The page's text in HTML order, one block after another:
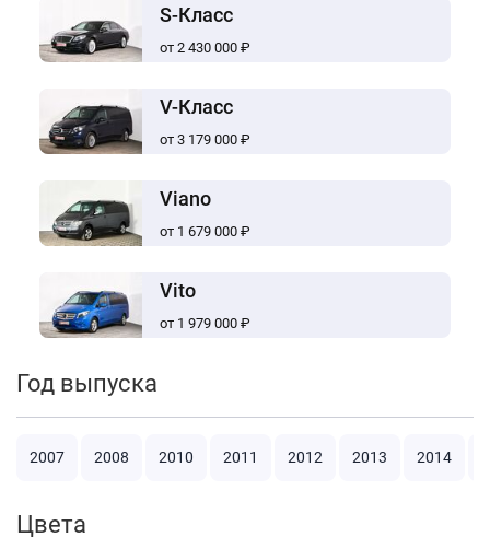
S-Класс
от 2 430 000 ₽
V-Класс
от 3 179 000 ₽
Viano
от 1 679 000 ₽
Vito
от 1 979 000 ₽
Год выпуска
2007 2008 2010 2011 2012 2013 2014
Цвета